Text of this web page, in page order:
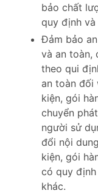
bảo chất
quy định và
Đảm bảo
và an toàn,
theo qui
an toàn đối
kiện, gói
chuyển
người sử
đổi nội
kiện, gói
có quy
khác.